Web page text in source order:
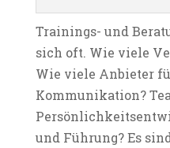
Trainings- und
sich oft. Wie viele
Wie viele Anbieter
Kommunikation?
und Führung? Es